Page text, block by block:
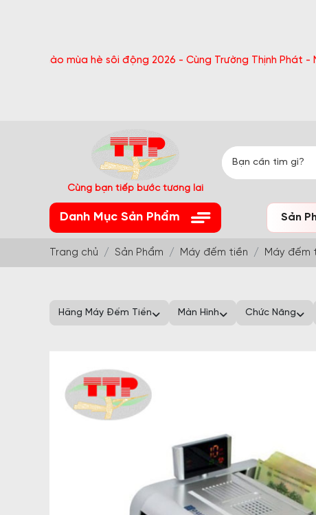
mùa hè sôi động 2026 - Cùng Trường Thịnh Phát - Nhận
Cùng bạn tiếp bước tương lai
Danh Mục Sản Phẩm Sản
Trang chủ Sản Phẩm Máy đếm tiền Máy đếm
Hãng Máy Đếm Tiền Màn Hình Chức Năng